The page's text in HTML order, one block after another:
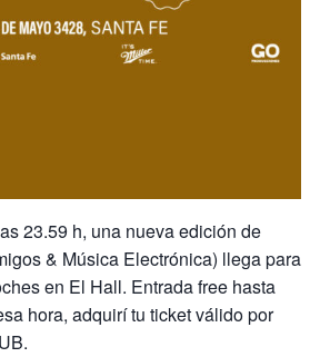
23.59 h, una nueva edición de
& Música Electrónica) llega para
en El Hall. Entrada free hasta
hora, adquirí tu ticket válido por